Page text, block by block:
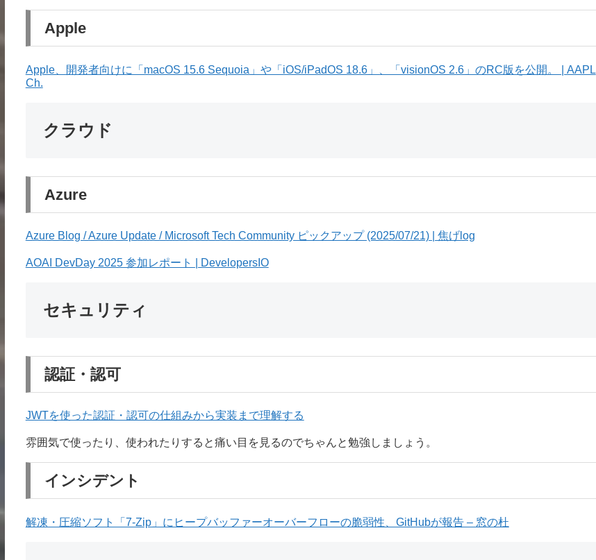
Apple
Apple、開発者向けに「macOS 15.6 Sequoia」や「iOS/iPadOS 18.6」、「visionOS 2.6」のRC版を公開。 | AAPL
Ch.
クラウド
Azure
Azure Blog / Azure Update / Microsoft Tech Community ピックアップ (2025/07/21) | 焦げlog
AOAI DevDay 2025 参加レポート | DevelopersIO
セキュリティ
認証・認可
JWTを使った認証・認可の仕組みから実装まで理解する
雰囲気で使ったり、使われたりすると痛い目を見るのでちゃんと勉強しましょう。
インシデント
解凍・圧縮ソフト「7-Zip」にヒープバッファーオーバーフローの脆弱性、GitHubが報告 – 窓の杜